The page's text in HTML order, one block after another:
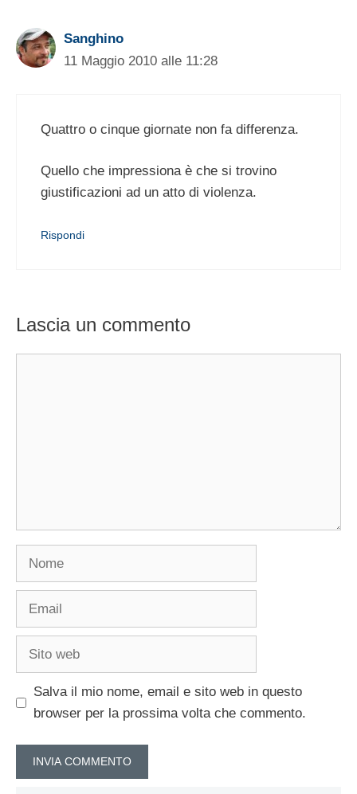
Sanghino
11 Maggio 2010 alle 11:28
Quattro o cinque giornate non fa differenza.
Quello che impressiona è che si trovino
giustificazioni ad un atto di violenza.
Rispondi
Lascia un commento
Nome
Email
Sito
Salva il mio nome, email e sito web in questo
browser per la prossima volta che commento.